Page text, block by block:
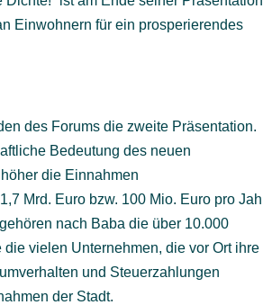
Einwohnern für ein prosperierendes
des Forums die zweite Präsentation.
Bedeutung des neuen
die Einnahmen
Mrd. Euro bzw. 100 Mio. Euro pro
nach Baba die über 10.000
vielen Unternehmen, die vor Ort ihre
und Steuerzahlungen
der Stadt.